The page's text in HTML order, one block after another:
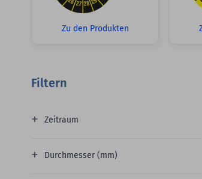
Zu den Produkten
Filtern
Zeitraum
Durchmesser (mm)